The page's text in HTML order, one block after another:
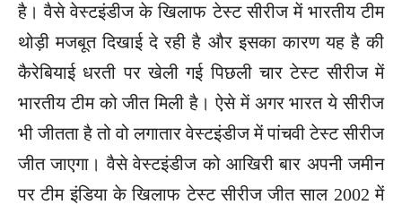
है। वैसे वेस्टइंडीज के खिलाफ टेस्ट सीरीज में भारतीय टीम
थोड़ी मजबूत दिखाई दे रही है और इसका कारण यह है की
कैरेबियाई धरती पर खेली गई पिछली चार टेस्ट सीरीज में
भारतीय टीम को जीत मिली है। ऐसे में अगर भारत ये सीरीज
भी जीतता है तो वो लगातार वेस्टइंडीज में पांचवी टेस्ट सीरीज
जीत जाएगा। वैसे वेस्टइंडीज को आखिरी बार अपनी जमीन
पर टीम इंडिया के खिलाफ टेस्ट सीरीज जीत साल 2002 में